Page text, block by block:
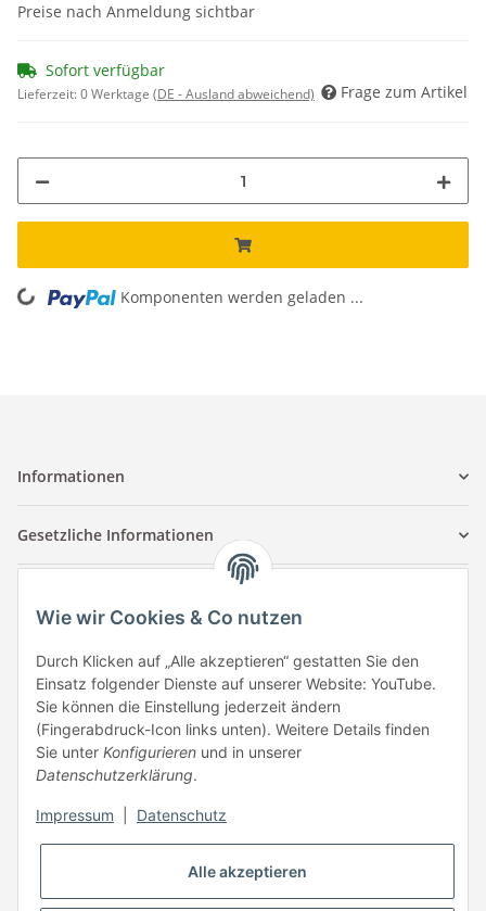
Preise nach Anmeldung sichtbar
Sofort verfügbar
Lieferzeit:0 Werktage (DE - Ausland abweichend) Frage zum Artikel
Loading... Komponenten werden geladen ...
Informationen
Gesetzliche Informationen
Tuccar GmbH
Raum A-123
Anton-Kux-Str.2
41460 Neuss
E-Mail: info @ megaphonic.de
Kundenservice
Mo - Fr 10:00 - 18:00
Mail: info @ megaphonic.de
Wie wir Cookies & Co nutzen
Durch Klicken auf „Alle akzeptieren“ gestatten Sie den
Einsatz folgender Dienste auf unserer Website: YouTube.
Sie können die Einstellung jederzeit ändern
(Fingerabdruck-Icon links unten). Weitere Details finden
Sie unter Konfigurieren und in unserer
Datenschutzerklärung.
Impressum Datenschutz
Alle akzeptieren